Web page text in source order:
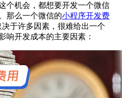
机会，都想要开发一个微信
那么一个微信的小程序开发费
于许多因素，很难给出一个
响开发成本的主要因素：